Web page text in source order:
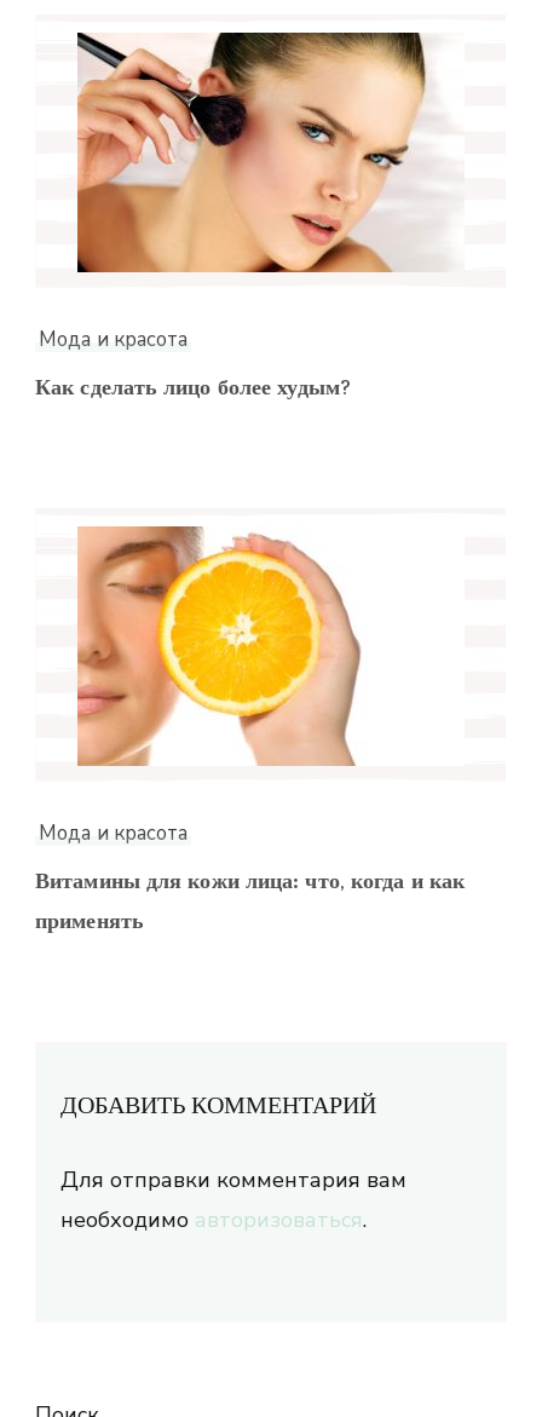
Мода и красота
Как сделать лицо более худым?
Мода и красота
Витамины для кожи лица: что, когда и как
применять
ДОБАВИТЬ КОММЕНТАРИЙ
Для отправки комментария вам
необходимо авторизоваться.